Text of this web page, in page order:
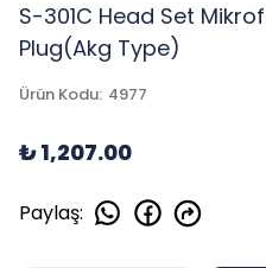
S-301C Head Set
Plug(Akg Type)
Ürün Kodu: 4977
₺ 1,207.00
Paylaş: